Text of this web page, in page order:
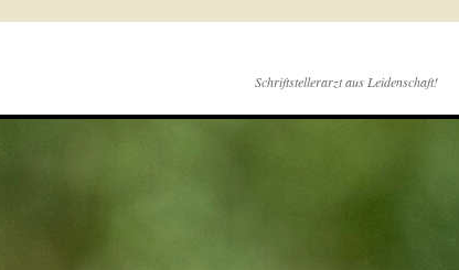
Schriftstellerarzt aus Leidenschaft!